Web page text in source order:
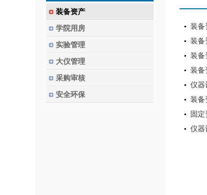
装备资产
学院用房
实验管理
大仪管理
采购审核
安全环保
装备
装备
装备
装备
仪器
装备
固
仪器